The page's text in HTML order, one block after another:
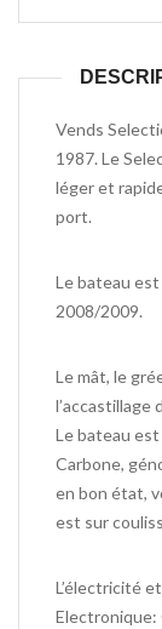
Vends
1987. Le
léger et
port.
Le bateau
2008/2009.
Le mât, le
l’accastillage
Le bateau est
Carbone,
en bon état,
est sur
L’électricité
Electronique: